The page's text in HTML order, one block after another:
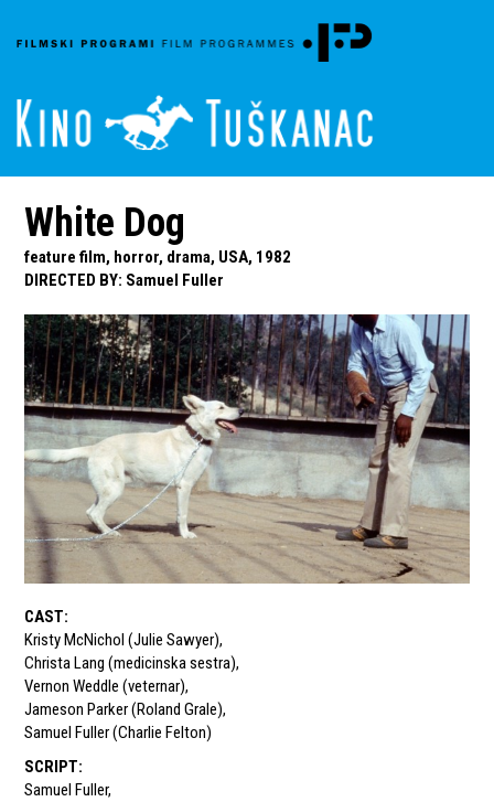
White Dog
feature film, horror, drama, USA, 1982
DIRECTED BY: Samuel Fuller
CAST:
Kristy McNichol (Julie Sawyer),
Christa Lang (medicinska sestra),
Vernon Weddle (veternar),
Jameson Parker (Roland Grale),
Samuel Fuller (Charlie Felton)
SCRIPT:
Samuel Fuller,